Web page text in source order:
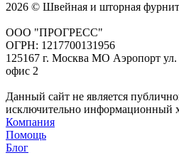
2026 © Швейная и шторная
ООО "ПРОГРЕСС"
ОГРН: 1217700131956
125167 г. Москва МО Аэропорт
офис 2
Данный сайт не является
исключительно информационный
Компания
Помощь
Блог